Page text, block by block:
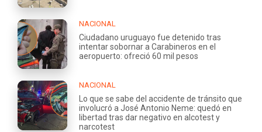
NACIONAL
Ciudadano uruguayo fue detenido tras
intentar sobornar a Carabineros en el
aeropuerto: ofreció 60 mil pesos
NACIONAL
Lo que se sabe del accidente de tránsito que
involucró a José Antonio Neme: quedó en
libertad tras dar negativo en alcotest y
narcotest